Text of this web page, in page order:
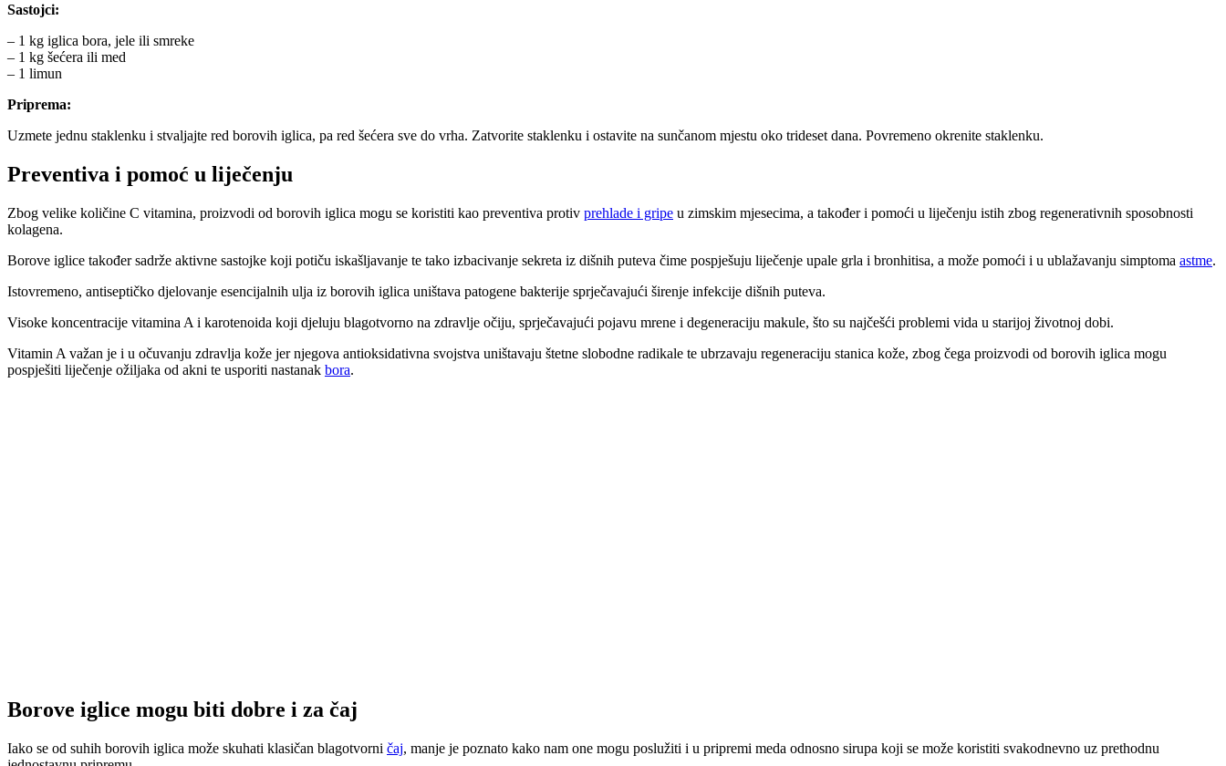
Sastojci:
– 1 kg iglica bora, jele ili smreke
– 1 kg šećera ili med
– 1 limun
Priprema:
Uzmete jednu staklenku i stvaljajte red borovih iglica, pa red šećera sve do vrha. Zatvorite staklenku i ostavite na sunčanom mjestu oko trideset dana. Povremeno okrenite staklenku.
Preventiva i pomoć u liječenju
Zbog velike količine C vitamina, proizvodi od borovih iglica mogu se koristiti kao preventiva protiv prehlade i gripe u zimskim mjesecima, a također i pomoći u liječenju istih zbog regenerativnih sposobnosti
kolagena.
Borove iglice također sadrže aktivne sastojke koji potiču iskašljavanje te tako izbacivanje sekreta iz dišnih puteva čime pospješuju liječenje upale grla i bronhitisa, a može pomoći i u ublažavanju simptoma astme.
Istovremeno, antiseptičko djelovanje esencijalnih ulja iz borovih iglica uništava patogene bakterije sprječavajući širenje infekcije dišnih puteva.
Visoke koncentracije vitamina A i karotenoida koji djeluju blagotvorno na zdravlje očiju, sprječavajući pojavu mrene i degeneraciju makule, što su najčešći problemi vida u starijoj životnoj dobi.
Vitamin A važan je i u očuvanju zdravlja kože jer njegova antioksidativna svojstva uništavaju štetne slobodne radikale te ubrzavaju regeneraciju stanica kože, zbog čega proizvodi od borovih iglica mogu
pospješiti liječenje ožiljaka od akni te usporiti nastanak bora.
Borove iglice mogu biti dobre i za čaj
Iako se od suhih borovih iglica može skuhati klasičan blagotvorni čaj, manje je poznato kako nam one mogu poslužiti i u pripremi meda odnosno sirupa koji se može koristiti svakodnevno uz prethodnu